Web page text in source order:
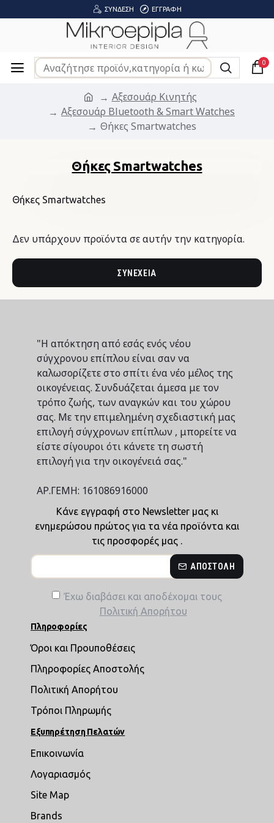
ΣΎΝΔΕΣΗ ΕΓΓΡΑΦΉ
0
Αξεσουάρ Κινητής
Αξεσουάρ Bluetooth & Smart Watches
Θήκες Smartwatches
Θήκες Smartwatches
Θήκες Smartwatches
Δεν υπάρχουν προϊόντα σε αυτήν την κατηγορία.
ΣΥΝΈΧΕΙΑ
"Η απόκτηση από εσάς ενός νέου
σύγχρονου επίπλου είναι σαν να
καλωσορίζετε στο σπίτι ένα νέο μέλος της
οικογένειας. Συνδυάζεται άμεσα με τον
τρόπο ζωής, των αναγκών και του χώρου
σας. Με την επιμελημένη σχεδιαστική μας
επιλογή σύγχρονων επίπλων , μπορείτε να
είστε σίγουροι ότι κάνετε τη σωστή
επιλογή για την οικογένειά σας."
ΑΡ.ΓΕΜΗ: 161086916000
Κάνε εγγραφή στο Newsletter μας κι
ενημερώσου πρώτος για τα νέα προϊόντα και
τις προσφορές μας .
ΑΠΟΣΤΟΛΉ
Έχω διαβάσει και αποδέχομαι τους
Πολιτική Απορήτου
Πληροφορίες
Όροι και Προυποθέσεις
Πληροφορίες Αποστολής
Πολιτική Απορήτου
Τρόποι Πληρωμής
Εξυπηρέτηση Πελατών
Επικοινωνία
Λογαριασμός
Site Map
Brands